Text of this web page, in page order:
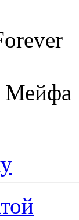
Мейфа